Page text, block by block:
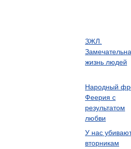
ЗЖЛ.
жизнь людей
Народный
Феерия с
результатом
любви
У нас
вторникам